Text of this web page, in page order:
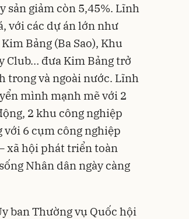
sản giảm còn 5,45%. Lĩnh
với các dự án lớn như
Bảng (Ba Sao), Khu
Club… đưa Kim Bảng trở
trong và ngoài nước. Lĩnh
mình mạnh mẽ với 2
2 khu công nghiệp
6 cụm công nghiệp
xã hội phát triển toàn
Nhân dân ngày càng
ban Thường vụ Quốc hội